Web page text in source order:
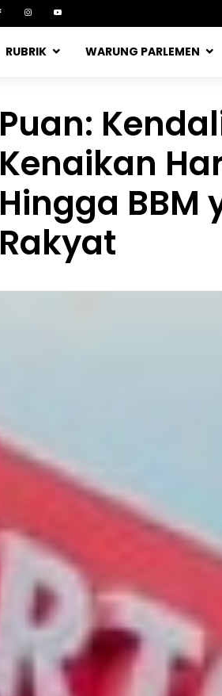
RUBRIK WARUNG PARLEMEN
Puan:
Kenaikan
Hingga BBM
Rakyat